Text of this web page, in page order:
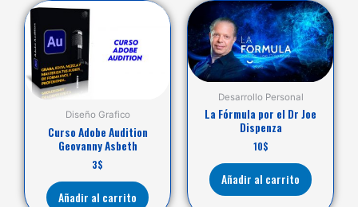
Diseño Grafico
Curso Adobe Audition
Geovanny Asbeth
3$
Añadir al carrito
Desarrollo Personal
La Fórmula por el Dr Joe
Dispenza
10$
Añadir al carrito